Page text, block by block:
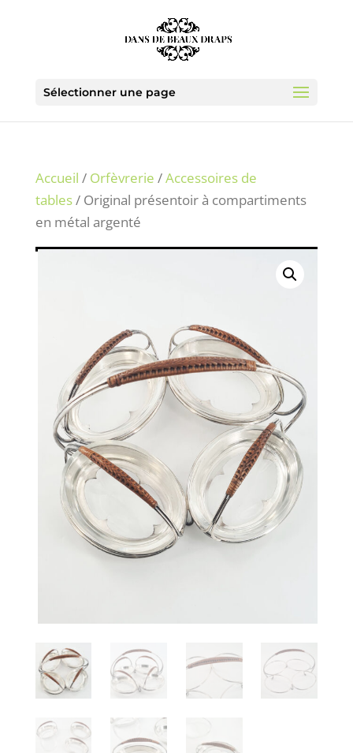
Sélectionner une page
Accueil / Orfèvrerie /Accessoires de
tables/ Original présentoir à compartiments
en métal argenté